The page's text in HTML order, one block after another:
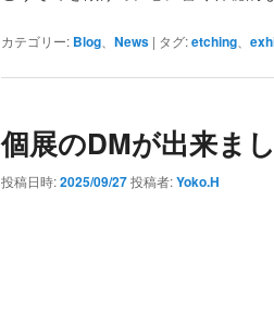
カテゴリー: Blog News | タグ:etching
個展のDMが出来ま
投稿日時:2025/09/27投稿者:Yoko.H